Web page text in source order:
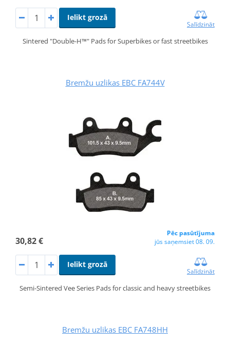
Ielikt grozā
Salīdzināt
Sintered "Double-H™" Pads for Superbikes or fast streetbikes
Bremžu uzlikas EBC FA744V
30,82 €
Pēc pasūtījuma
jūs saņemsiet 08. 09.
Ielikt grozā
Salīdzināt
Semi-Sintered Vee Series Pads for classic and heavy streetbikes
Bremžu uzlikas EBC FA748HH